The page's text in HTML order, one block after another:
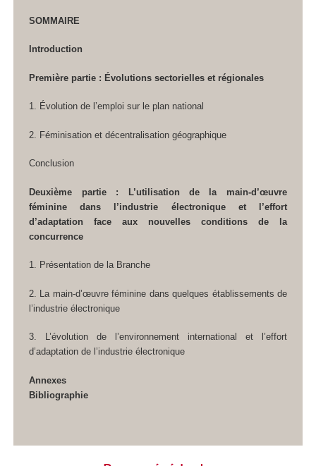
SOMMAIRE
Introduction
Première partie : Évolutions sectorielles et régionales
1. Évolution de l’emploi sur le plan national
2. Féminisation et décentralisation géographique
Conclusion
Deuxième partie : L’utilisation de la main-d’œuvre
féminine dans l’industrie électronique et l’effort
d’adaptation face aux nouvelles conditions de la
concurrence
1. Présentation de la Branche
2. La main-d’œuvre féminine dans quelques établissements de
l’industrie électronique
3. L’évolution de l’environnement international et l’effort
d’adaptation de l’industrie électronique
Annexes
Bibliographie